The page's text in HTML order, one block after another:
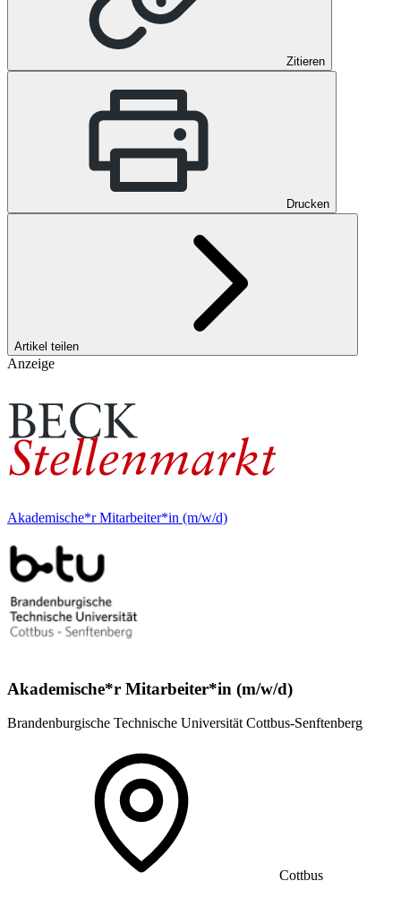
Zitieren
Drucken
Artikel teilen
Anzeige
Akademische*r Mitarbeiter*in (m/w/d)
Akademische*r Mitarbeiter*in (m/w/d)
Brandenburgische Technische Universität Cottbus-Senftenberg
Cottbus